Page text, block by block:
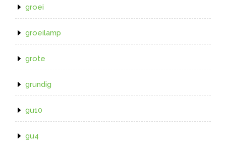
groei
groeilamp
grote
grundig
gu10
gu4